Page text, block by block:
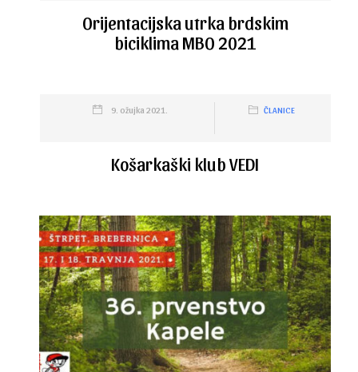
Orijentacijska utrka brdskim
biciklima MBO 2021
9. ožujka 2021. ČLANICE
Košarkaški klub VEDI